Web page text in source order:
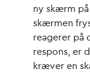
ny skærm
skærmen
reagerer på
respons, er
kræver en